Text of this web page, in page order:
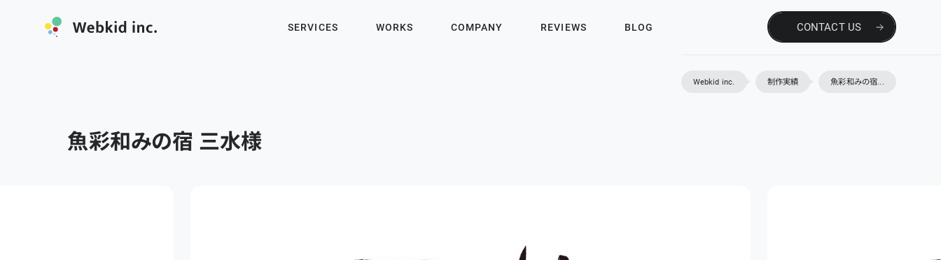
SERVICES WORKS COMPANY REVIEWS BLOG CONTACT US
Webkid inc. 制作実績 魚彩和みの宿...
魚彩和みの宿 三水様